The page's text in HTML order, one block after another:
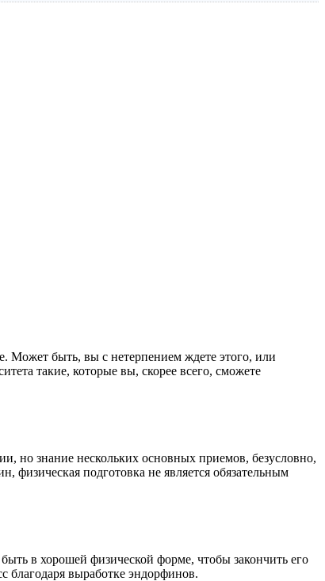
Может быть, вы с нетерпением ждете этого, или
такие, которые вы, скорее всего, сможете
но знание нескольких основных приемов, безусловно,
физическая подготовка не является обязательным
в хорошей физической форме, чтобы закончить его
благодаря выработке эндорфинов.